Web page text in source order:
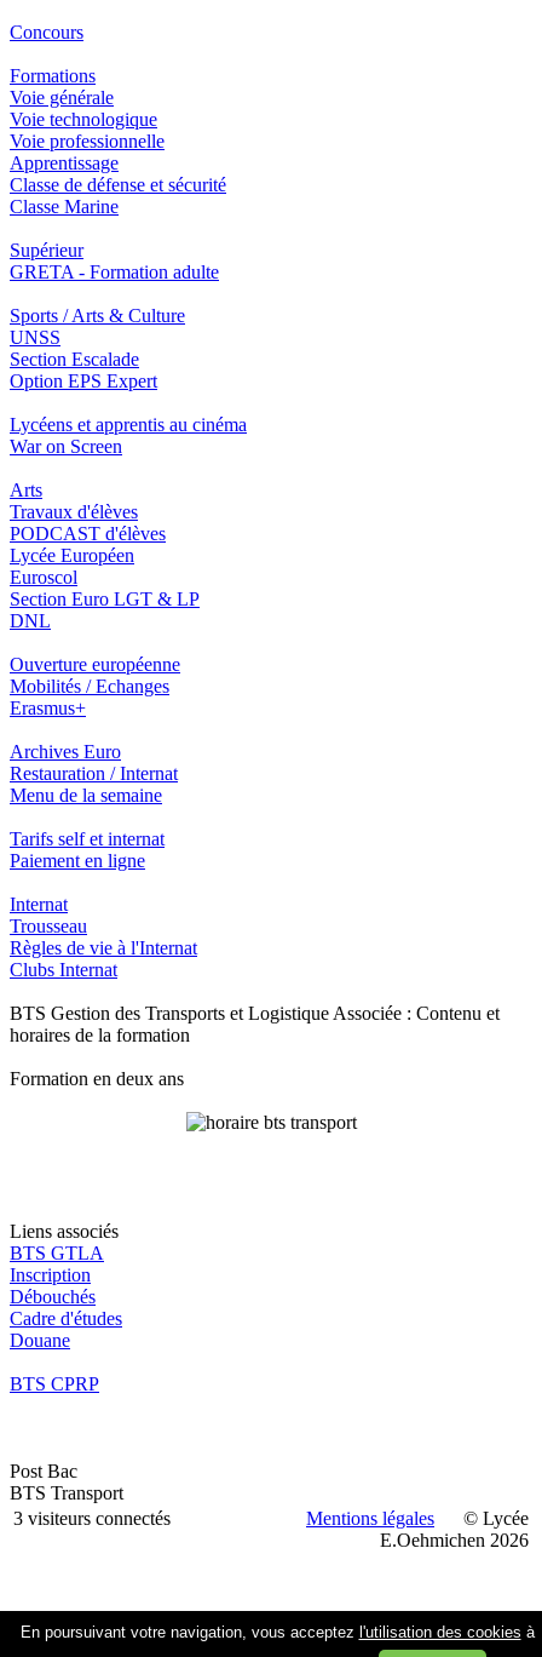
Concours
Formations
Voie générale
Voie technologique
Voie professionnelle
Apprentissage
Classe de défense et sécurité
Classe Marine
Supérieur
GRETA - Formation adulte
Sports / Arts & Culture
UNSS
Section Escalade
Option EPS Expert
Lycéens et apprentis au cinéma
War on Screen
Arts
Travaux d'élèves
PODCAST d'élèves
Lycée Européen
Euroscol
Section Euro LGT & LP
DNL
Ouverture européenne
Mobilités / Echanges
Erasmus+
Archives Euro
Restauration / Internat
Menu de la semaine
Tarifs self et internat
Paiement en ligne
Internat
Trousseau
Règles de vie à l'Internat
Clubs Internat
BTS Gestion des Transports et Logistique Associée : Contenu et
horaires de la formation
Formation en deux ans
Liens associés
BTS GTLA
Inscription
Débouchés
Cadre d'études
Douane
BTS CPRP
Post Bac
BTS Transport
3 visiteurs connectés
Mentions légales © Lycée
E.Oehmichen 2026
En poursuivant votre navigation, vous acceptez l'utilisation des cookies à